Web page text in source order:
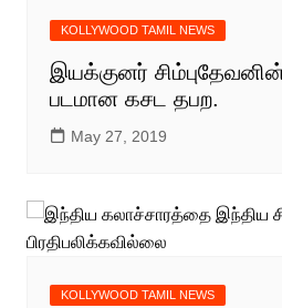
KOLLYWOOD TAMIL NEWS
இயக்குனர்
படமான கசட தபற.
May 27, 2019
KOLLYWOOD TAMIL NEWS